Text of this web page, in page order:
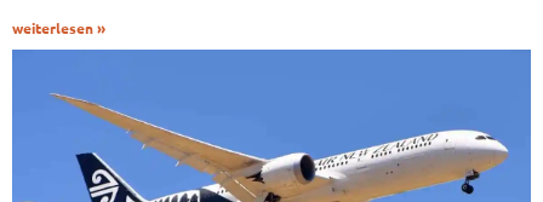
weiterlesen »